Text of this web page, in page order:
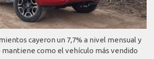
cayeron un 7,7% a nivel mensual y
mantiene como el vehículo más vendido